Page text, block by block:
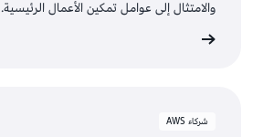
والامتثال إلى عوامل تمكين الأعمال الرئيسية.
شركاء AWS